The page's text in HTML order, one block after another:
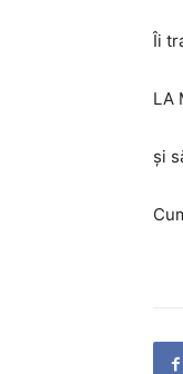
Îi
LA
și